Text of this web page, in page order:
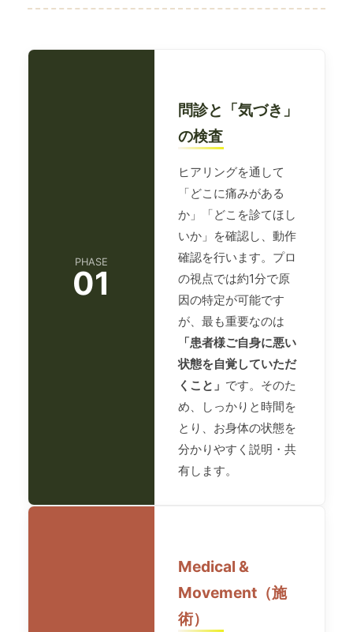
PHASE
01
問診と「気づき」
の検査
ヒアリングを通して
「どこに痛みがある
か」「どこを診てほし
いか」を確認し、動作
確認を行います。プロ
の視点では約1分で原
因の特定が可能です
が、最も重要なのは
「患者様ご自身に悪い
状態を自覚していただ
くこと」 です。そのた
め、しっかりと時間を
とり、お身体の状態を
分かりやすく説明・共
有します。
Medical &
Movement（施
術）